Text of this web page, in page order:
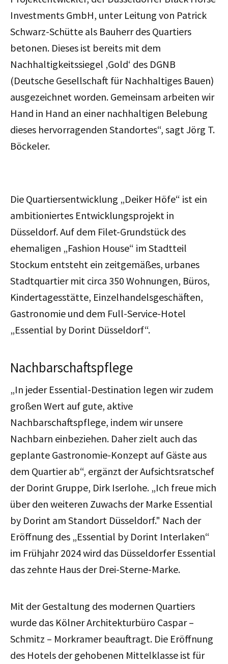
Investments GmbH, unter Leitung von Patrick
Schwarz-Schütte als Bauherr des Quartiers
betonen. Dieses ist bereits mit dem
Nachhaltigkeitssiegel ‚Gold‘ des DGNB
(Deutsche Gesellschaft für Nachhaltiges Bauen)
ausgezeichnet worden. Gemeinsam arbeiten wir
Hand in Hand an einer nachhaltigen Belebung
dieses hervorragenden Standortes“, sagt Jörg T.
Böckeler.
Die Quartiersentwicklung „Deiker Höfe“ ist ein
ambitioniertes Entwicklungsprojekt in
Düsseldorf. Auf dem Filet-Grundstück des
ehemaligen „Fashion House“ im Stadtteil
Stockum entsteht ein zeitgemäßes, urbanes
Stadtquartier mit circa 350 Wohnungen, Büros,
Kindertagesstätte, Einzelhandelsgeschäften,
Gastronomie und dem Full-Service-Hotel
„Essential by Dorint Düsseldorf“.
Nachbarschaftspflege
„In jeder Essential-Destination legen wir zudem
großen Wert auf gute, aktive
Nachbarschaftspflege, indem wir unsere
Nachbarn einbeziehen. Daher zielt auch das
geplante Gastronomie-Konzept auf Gäste aus
dem Quartier ab“, ergänzt der Aufsichtsratschef
der Dorint Gruppe, Dirk Iserlohe. „Ich freue mich
über den weiteren Zuwachs der Marke Essential
by Dorint am Standort Düsseldorf." Nach der
Eröffnung des „Essential by Dorint Interlaken“
im Frühjahr 2024 wird das Düsseldorfer Essential
das zehnte Haus der Drei-Sterne-Marke.
Mit der Gestaltung des modernen Quartiers
wurde das Kölner Architekturbüro Caspar –
Schmitz – Morkramer beauftragt. Die Eröffnung
des Hotels der gehobenen Mittelklasse ist für